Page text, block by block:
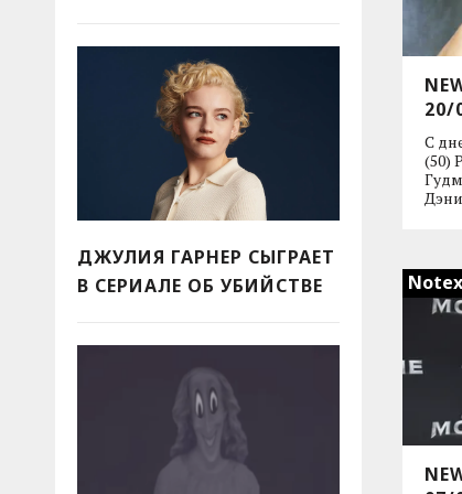
ДЖУЛИЯ ГАРНЕР СЫГРАЕТ
В СЕРИАЛЕ ОБ УБИЙСТВЕ
20/
С
(50)